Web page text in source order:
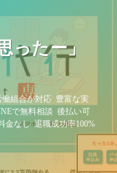
たー」
働組合が対応 豊富な実
で無料相談 後払い可
金なし 退職成功率100%